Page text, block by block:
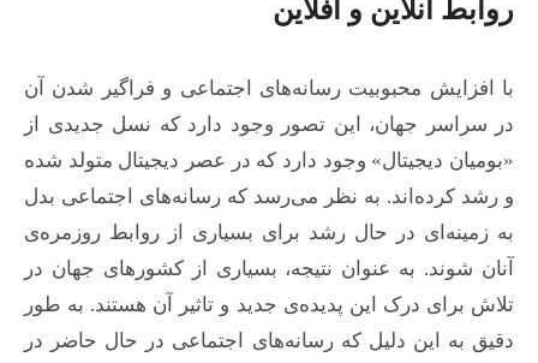
روابط آنلاین و آفلاین
با افزایش محبوبیت رسانه‌های اجتماعی و فراگیر شدن آن
در سراسر جهان، این تصور وجود دارد که نسل جدیدی از
«بومیان دیجیتال» وجود دارد که در عصر دیجیتال متولد شده
و رشد کرده‌اند. به‌ نظر می‌رسد که رسانه‌های اجتماعی بدل
به زمینه‌ای در حال رشد برای بسیاری از روابط روزمره‌ی
آنان شوند. به عنوان نتیجه، بسیاری از کشورهای جهان در
تلاش برای درک این پدیده‌ی جدید و تاثیر آن هستند. به طور
دقیق به این دلیل که رسانه‌های اجتماعی در حال حاضر در